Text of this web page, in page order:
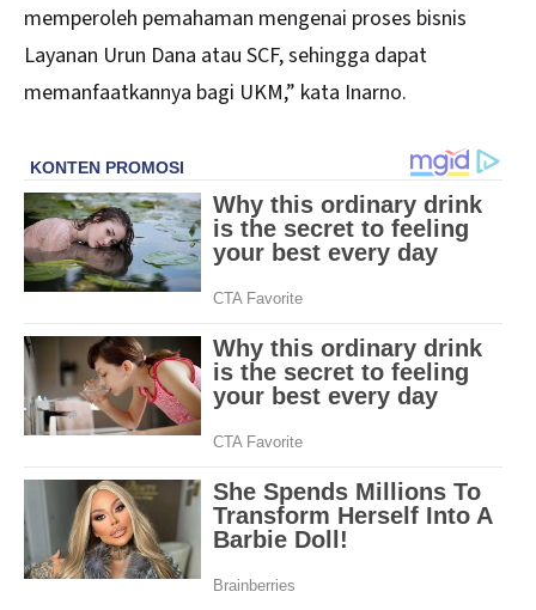
memperoleh pemahaman mengenai proses bisnis
Layanan Urun Dana atau SCF, sehingga dapat
memanfaatkannya bagi UKM,” kata Inarno.